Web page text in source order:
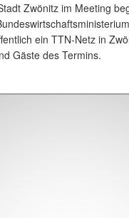
Zwönitz im Meeting
ein TTN-Netz in
Gäste des Termins.